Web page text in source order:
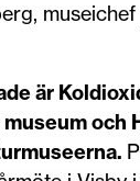
är
och